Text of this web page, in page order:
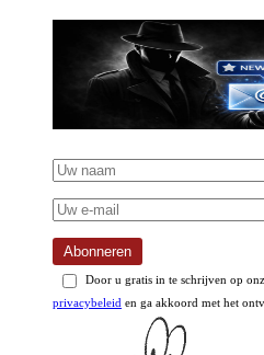
Abonneren
Door u gratis in te schrijven op
privacybeleid en ga akkoord met het